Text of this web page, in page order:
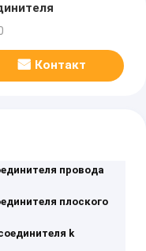
Контакт
провода
плоского
k